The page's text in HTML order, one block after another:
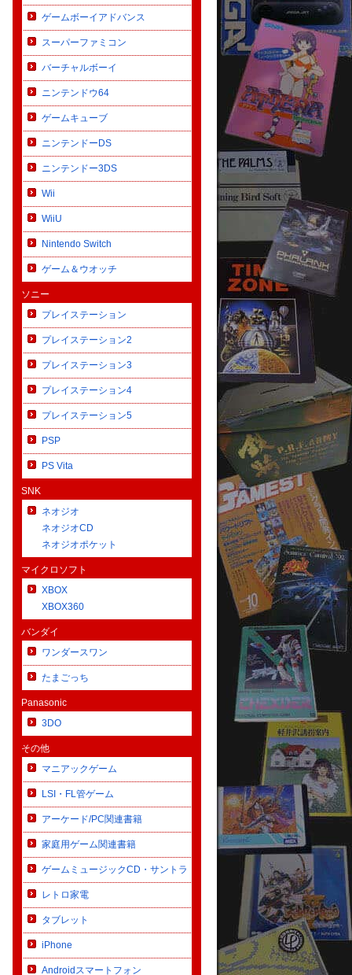
ゲームボーイアドバンス
スーパーファミコン
バーチャルボーイ
ニンテンドウ64
ゲームキューブ
ニンテンドーDS
ニンテンドー3DS
Wii
WiiU
Nintendo Switch
ゲーム＆ウオッチ
ソニー
プレイステーション
プレイステーション2
プレイステーション3
プレイステーション4
プレイステーション5
PSP
PS Vita
SNK
ネオジオ
ネオジオCD
ネオジオポケット
マイクロソフト
XBOX
XBOX360
バンダイ
ワンダースワン
たまごっち
Panasonic
3DO
その他
マニアックゲーム
LSI・FL管ゲーム
アーケード/PC関連書籍
家庭用ゲーム関連書籍
ゲームミュージックCD・サントラ
レトロ家電
タブレット
iPhone
Androidスマートフォン